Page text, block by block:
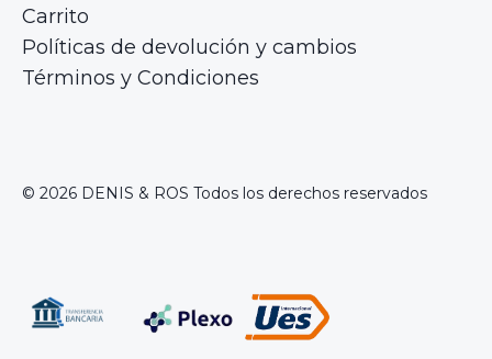
Carrito
Políticas de devolución y cambios
Términos y Condiciones
© 2026 DENIS & ROS Todos los derechos reservados